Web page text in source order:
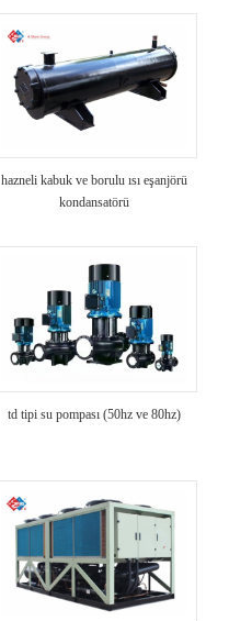
hazneli kabuk ve borulu ısı eşanjörü
kondansatörü
td tipi su pompası (50hz ve 80hz)